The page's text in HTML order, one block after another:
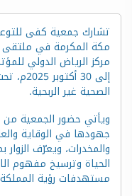
تشارك جمعية كفى
إلى 30
الصحية غير الربحية.
ويأتي حضور الجمعية من
جهودها في الوقاية
والمخدرات، ويعرّف
الحياة وترسيخ مفهوم
مستهدفات رؤية المملكة 2030 في بناء مجتمع واعٍ وصحي.